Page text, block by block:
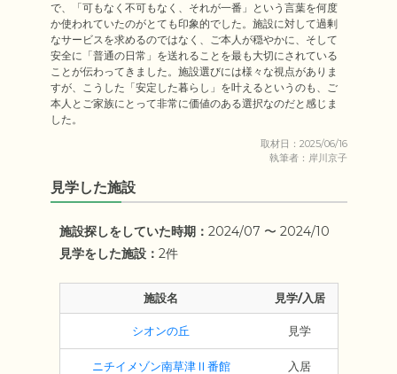
で、「可もなく不可もなく、それが一番」という言葉を何度
か使われていたのがとても印象的でした。施設に対して過剰
なサービスを求めるのではなく、ご本人が穏やかに、そして
安全に「普通の日常」を送れることを最も大切にされている
ことが伝わってきました。施設選びには様々な視点がありま
すが、こうした「安定した暮らし」を叶えるというのも、ご
本人とご家族にとって非常に価値のある選択なのだと感じま
した。
取材日：2025/06/16
執筆者：岸川京子
見学した施設
施設探しをしていた時期： 2024/07 〜 2024/10
見学をした施設： 2件
施設名 見学/入居
シオンの丘 見学
ニチイメゾン南草津Ⅱ番館 入居